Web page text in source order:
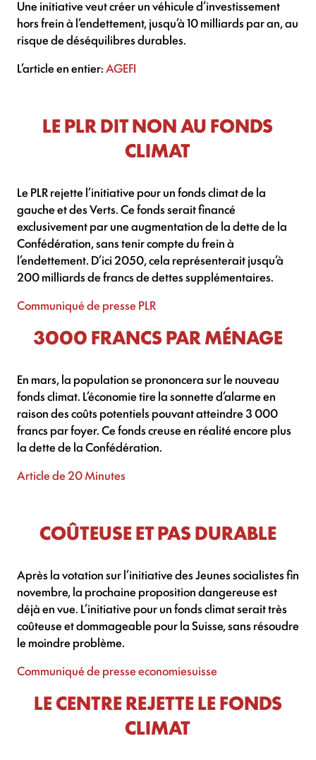
Une initiative veut créer un véhicule d’investissement
hors frein à l’endettement, jusqu’à 10 milliards par an, au
risque de déséquilibres durables.
L’article en entier:AGEFI
LE PLR DIT NON AU FONDS
CLIMAT
Le PLR rejette l’initiative pour un fonds climat de la
gauche et des Verts. Ce fonds serait financé
exclusivement par une augmentation de la dette de la
Confédération, sans tenir compte du frein à
l’endettement. D’ici 2050, cela représenterait jusqu’à
200 milliards de francs de dettes supplémentaires.
Communiqué de presse PLR
3000 FRANCS PAR MÉNAGE
En mars, la population se prononcera sur le nouveau
fonds climat. L’économie tire la sonnette d’alarme en
raison des coûts potentiels pouvant atteindre 3 000
francs par foyer. Ce fonds creuse en réalité encore plus
la dette de la Confédération.
Article de 20 Minutes
COÛTEUSE ET PAS DURABLE
Après la votation sur l’initiative des Jeunes socialistes fin
novembre, la prochaine proposition dangereuse est
déjà en vue. L’initiative pour un fonds climat serait très
coûteuse et dommageable pour la Suisse, sans résoudre
le moindre problème.
Communiqué de presse economiesuisse
LE CENTRE REJETTE LE FONDS
CLIMAT